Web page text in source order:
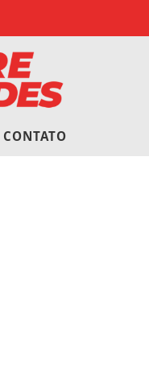
CONTATO